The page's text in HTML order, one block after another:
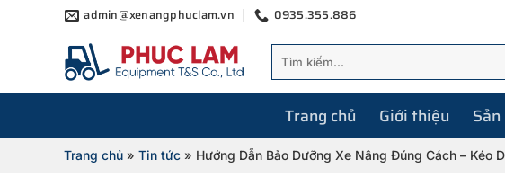
qua
admin@xenangphuclam.vn 0935.355.886
kiếm:
Trang chủ Giới thiệu
Trang chủ» Tin tức» Hướng Dẫn Bảo Dưỡng Xe Nâng Đúng Cách – Kéo